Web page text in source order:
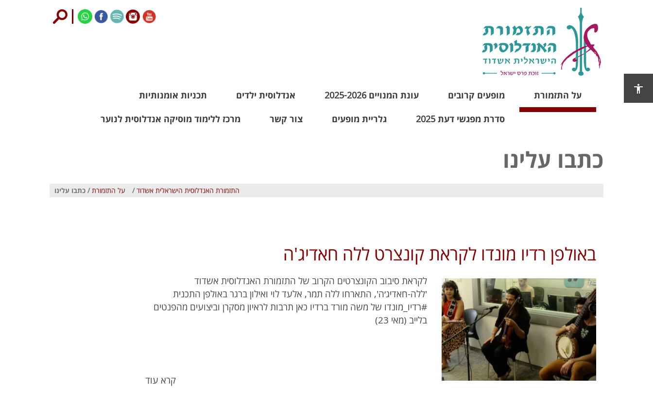
על התזמורת מופעים קרובים עונת המנויים 2025-2026 אנדלוסית ילדים תכניות אומנותיות
סדרת מפגשי דעת 2025 גלריית מופעים צור קשר מרכז ללימוד מוסיקה אנדלוסית לנוער
כתבו עלינו
התזמורת האנדלוסית הישראלית אשדוד/ על התזמורת/ כתבו עלינו
באולפן רדיו מונדו לקראת קונצרט ללה חאדיג'ה
לקראת סיבוב הקונצרטים הקרוב של התזמורת האנדלוסית אשדוד
'ללה-חאדיג׳ה', התארחו ללה תמר, אלעד לוי ואילון ברגר באולפן התכנית
#רדיו_מונדו של משה מורד ברדיו כאן תרבות לראיון מסקרן וביצועים מהפנטים
בלייב (מאי 23)
קרא עוד